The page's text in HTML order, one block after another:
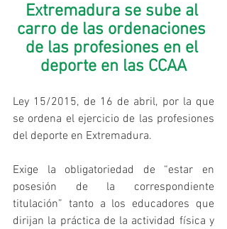
Extremadura se sube al
carro de las ordenaciones
de las profesiones en el
deporte en las CCAA
Ley 15/2015, de 16 de abril, por la que
se ordena el ejercicio de las profesiones
del deporte en Extremadura.
Exige la obligatoriedad de “estar en
posesión de la correspondiente
titulación” tanto a los educadores que
dirijan la práctica de la actividad física y